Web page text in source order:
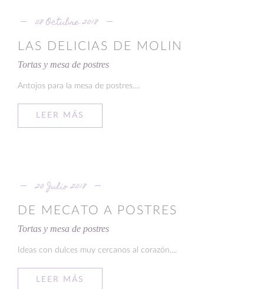
08 Octubre 2018
LAS DELICIAS DE MOLIN
Tortas y mesa de postres
Antojos para la mesa de postres....
LEER MÁS
20 Julio 2018
DE MECATO A POSTRES
Tortas y mesa de postres
Ideas con dulces muy cercanos al corazón....
LEER MÁS